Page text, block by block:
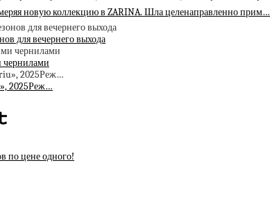
новую коллекцию в ZARINA. Шла целенаправленно прим…
для вечернего выхода
чернилами
2025Реж…
по цене одного!